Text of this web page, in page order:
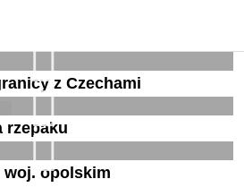
z Czechami
rzepaku
woj. opolskim